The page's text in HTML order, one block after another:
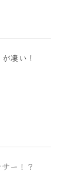
凄い！
ー！？